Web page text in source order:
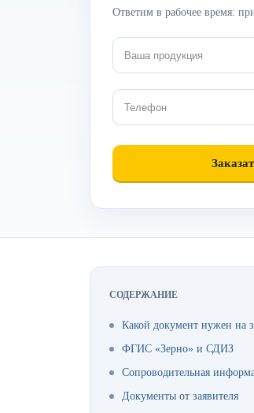
Ответим в рабочее время:
СОДЕРЖАНИЕ
Какой документ нужен на
ФГИС «Зерно» и СДИЗ
Сопроводительная
Документы от заявителя